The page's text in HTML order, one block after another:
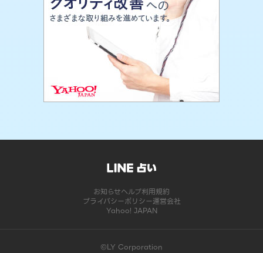
お知らせヘルプ利用規約
プライバシーポリシー運営会社
Yahoo! JAPAN
©LY Corporation